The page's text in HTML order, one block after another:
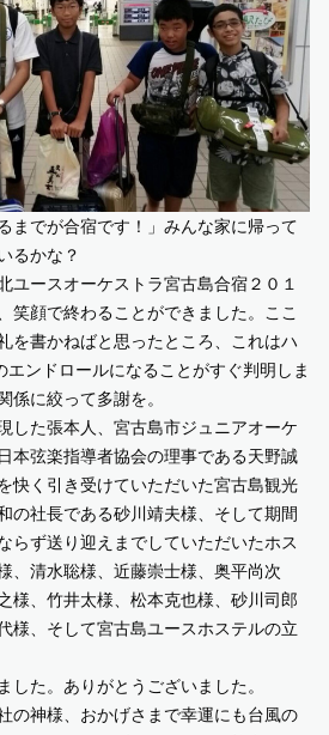
までが合宿です！」みんな家に帰って
るかな？
ユースオーケストラ宮古島合宿２０１
笑顔で終わることができました。ここ
を書かねばと思ったところ、これはハ
エンドロールになることがすぐ判明しま
係に絞って多謝を。
した張本人、宮古島市ジュニアオーケ
本弦楽指導者協会の理事である天野誠
快く引き受けていただいた宮古島観光
の社長である砂川靖夫様、そして期間
らず送り迎えまでしていただいたホス
、清水聡様、近藤崇士様、奥平尚次
様、竹井太様、松本克也様、砂川司郎
様、そして宮古島ユースホステルの立
した。ありがとうございました。
の神様、おかげさまで幸運にも台風の